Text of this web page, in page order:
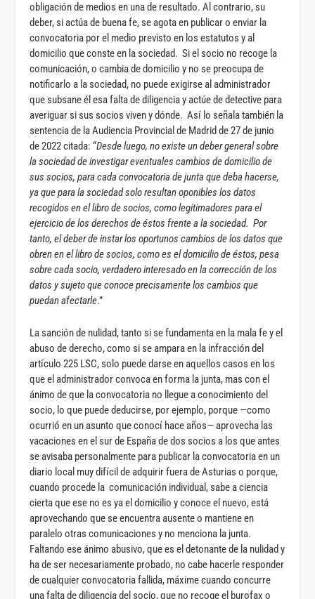
obligación de medios en una de resultado. Al contrario, su
deber, si actúa de buena fe, se agota en publicar o enviar la
convocatoria por el medio previsto en los estatutos y al
domicilio que conste en la sociedad. Si el socio no recoge la
comunicación, o cambia de domicilio y no se preocupa de
notificarlo a la sociedad, no puede exigirse al administrador
que subsane él esa falta de diligencia y actúe de detective para
averiguar si sus socios viven y dónde. Así lo señala también la
sentencia de la Audiencia Provincial de Madrid de 27 de junio
de 2022 citada: “Desde luego, no existe un deber general sobre
la sociedad de investigar eventuales cambios de domicilio de
sus socios, para cada convocatoria de junta que deba hacerse,
ya que para la sociedad solo resultan oponibles los datos
recogidos en el libro de socios, como legitimadores para el
ejercicio de los derechos de éstos frente a la sociedad. Por
tanto, el deber de instar los oportunos cambios de los datos que
obren en el libro de socios, como es el domicilio de éstos, pesa
sobre cada socio, verdadero interesado en la corrección de los
datos y sujeto que conoce precisamente los cambios que
puedan afectarle.”
La sanción de nulidad, tanto si se fundamenta en la mala fe y el
abuso de derecho, como si se ampara en la infracción del
artículo 225 LSC, solo puede darse en aquellos casos en los
que el administrador convoca en forma la junta, mas con el
ánimo de que la convocatoria no llegue a conocimiento del
socio, lo que puede deducirse, por ejemplo, porque —como
ocurrió en un asunto que conocí hace años— aprovecha las
vacaciones en el sur de España de dos socios a los que antes
se avisaba personalmente para publicar la convocatoria en un
diario local muy difícil de adquirir fuera de Asturias o porque,
cuando procede la comunicación individual, sabe a ciencia
cierta que ese no es ya el domicilio y conoce el nuevo, está
aprovechando que se encuentra ausente o mantiene en
paralelo otras comunicaciones y no menciona la junta.
Faltando ese ánimo abusivo, que es el detonante de la nulidad y
ha de ser necesariamente probado, no cabe hacerle responder
de cualquier convocatoria fallida, máxime cuando concurre
una falta de diligencia del socio, que no recoge el burofax o